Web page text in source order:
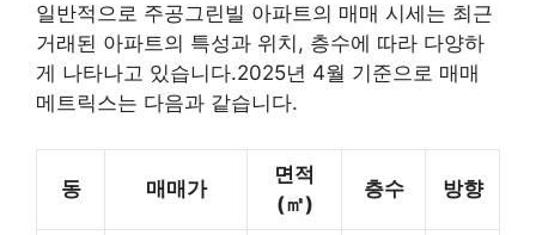
일반적으로 주공그린빌 아파트의 매매 시세는 최근
거래된 아파트의 특성과 위치, 층수에 따라 다양하
게 나타나고 있습니다.2025년 4월 기준으로 매매
메트릭스는 다음과 같습니다.
동 매매가
면적
(㎡)
층수 방향